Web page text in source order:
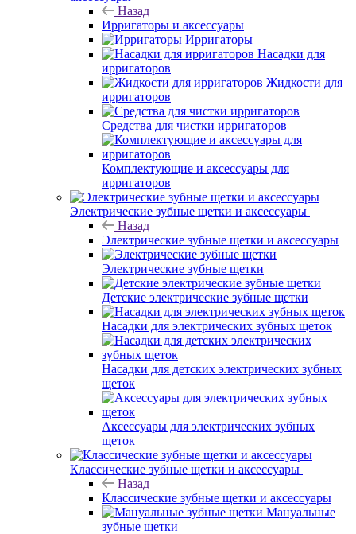
Назад
Ирригаторы и аксессуары
Ирригаторы
Насадки для
ирригаторов
Жидкости для
ирригаторов
Средства для чистки ирригаторов
Комплектующие и аксессуары для
ирригаторов
Электрические зубные щетки и аксессуары
Назад
Электрические зубные щетки и аксессуары
Электрические зубные щетки
Детские электрические зубные щетки
Насадки для электрических зубных щеток
Насадки для детских электрических зубных
щеток
Аксессуары для электрических зубных
щеток
Классические зубные щетки и аксессуары
Назад
Классические зубные щетки и аксессуары
Мануальные
зубные щетки